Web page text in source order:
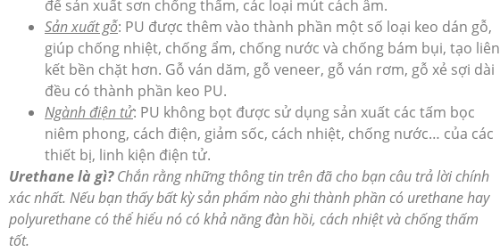
để sản xuất sơn chống thấm, các loại mút cách âm.
Sản xuất gỗ: PU được thêm vào thành phần một số loại keo dán gỗ,
giúp chống nhiệt, chống ẩm, chống nước và chống bám bụi, tạo liên
kết bền chặt hơn. Gỗ ván dăm, gỗ veneer, gỗ ván rơm, gỗ xẻ sợi dài
đều có thành phần keo PU.
Ngành điện tử: PU không bọt được sử dụng sản xuất các tấm bọc
niêm phong, cách điện, giảm sốc, cách nhiệt, chống nước… của các
thiết bị, linh kiện điện tử.
Urethane là gì?Chắn rằng những thông tin trên đã cho bạn câu trả lời chính
xác nhất. Nếu bạn thấy bất kỳ sản phẩm nào ghi thành phần có urethane hay
polyurethane có thể hiểu nó có khả năng đàn hồi, cách nhiệt và chống thấm
tốt.